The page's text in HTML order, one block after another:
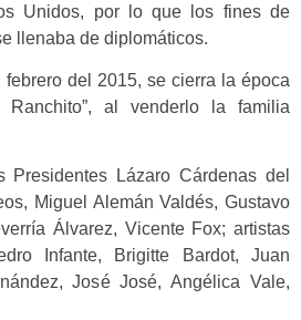
Unidos, por lo que los fines de
llenaba de diplomáticos.
febrero del 2015, se cierra la época
al venderlo la familia
Lázaro Cárdenas del
Miguel Alemán Valdés, Gustavo
Álvarez, Vicente Fox; artistas
Infante, Brigitte Bardot, Juan
José José, Angélica Vale,